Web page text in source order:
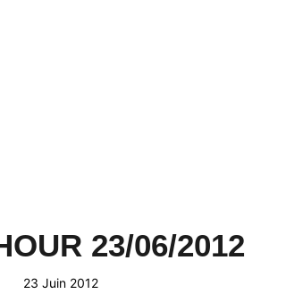
23/06/2012
23 Juin 2012